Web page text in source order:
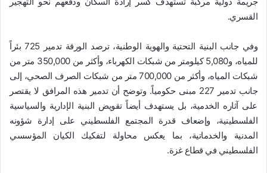
القسري.
وفي جانب البنية التحتية والهوية الوطنية، ترصد الورقة تدمير 725 بئراً
للمياه، و5,080 كيلومتر من شبكات الكهرباء، وأكثر من 350,000 متر من
شبكات المياه، وأكثر من 700,000 متر من شبكات الصرف الصحي، إلى
جانب تدمير 227 مبنى حكومياً. وتوضح أن تدمير هذه المرافق لا يقتصر
على آثاره الخدمية، بل يستهدف أيضاً تقويض البنية الإدارية والسياسية
الفلسطينية، وإضعاف قدرة المجتمع الفلسطيني على إدارة شؤونه
المدنية والخدماتية، بما يعكس محاولة لتفكيك الكيان المؤسسي
الفلسطيني في قطاع غزة.